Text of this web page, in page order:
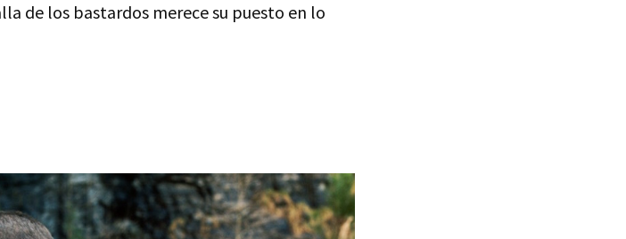
de los bastardos merece su puesto en lo